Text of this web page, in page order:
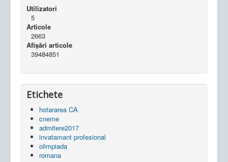
Utilizatori
5
Articole
2663
Afișări articole
39484851
Etichete
hotararea CA
cneme
admitere2017
invatamant profesional
olimpiada
romana